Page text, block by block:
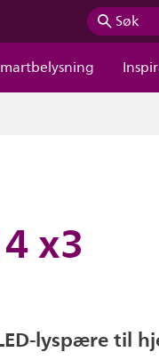
Søk
x3
lyspære til